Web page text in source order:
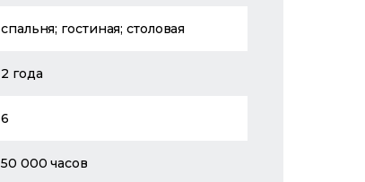
спальня; гостиная; столовая
2 года
6
50 000 часов